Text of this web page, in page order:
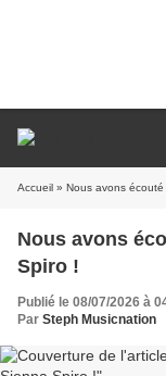
Accueil » Nous avons
Nous avons
Spiro !
Publié le 08/07/2026 à
Par Steph Musicnation